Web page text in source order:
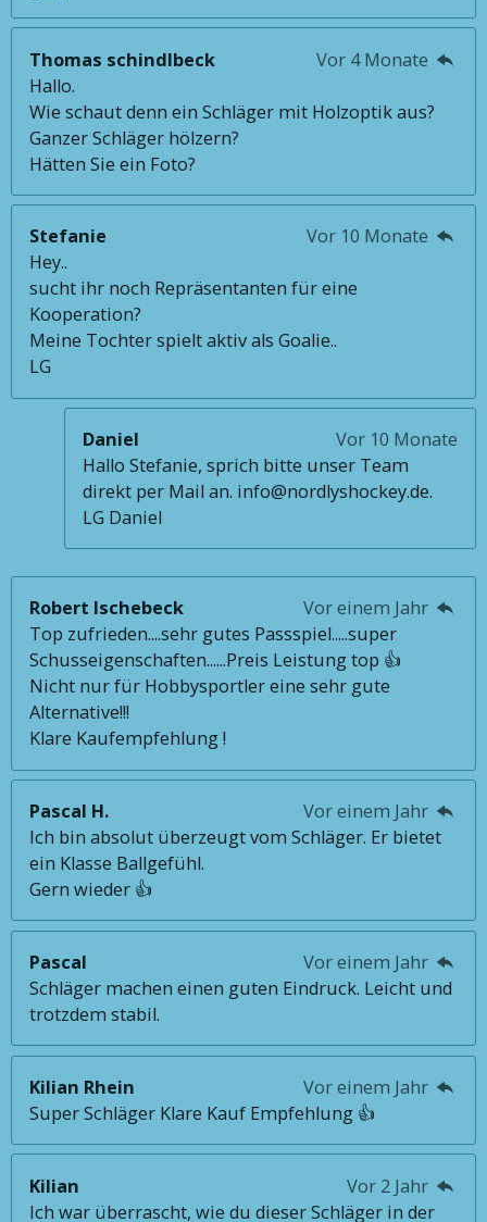
Thomas schindlbeck
Vor 4 Monate
Hallo.
Wie schaut denn ein Schläger mit Holzoptik aus?
Ganzer Schläger hölzern?
Hätten Sie ein Foto?
Stefanie
Vor 10 Monate
Hey..
sucht ihr noch Repräsentanten für eine
Kooperation?
Meine Tochter spielt aktiv als Goalie..
LG
Daniel
Vor 10 Monate
Hallo Stefanie, sprich bitte unser Team
direkt per Mail an. info@nordlyshockey.de.
LG Daniel
Robert Ischebeck
Vor einem Jahr
Top zufrieden....sehr gutes Passspiel.....super
Schusseigenschaften......Preis Leistung top 👍
Nicht nur für Hobbysportler eine sehr gute
Alternative!!!
Klare Kaufempfehlung !
Pascal H.
Vor einem Jahr
Ich bin absolut überzeugt vom Schläger. Er bietet
ein Klasse Ballgefühl.
Gern wieder 👍
Pascal
Vor einem Jahr
Schläger machen einen guten Eindruck. Leicht und
trotzdem stabil.
Kilian Rhein
Vor einem Jahr
Super Schläger Klare Kauf Empfehlung 👍
Kilian
Vor 2 Jahr
Ich war überrascht, wie du dieser Schläger in der